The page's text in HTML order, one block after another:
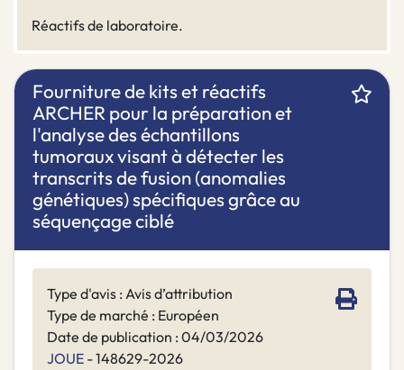
Réactifs de laboratoire.
Fourniture de kits et réactifs
ARCHER pour la préparation et
l'analyse des échantillons
tumoraux visant à détecter les
transcrits de fusion (anomalies
génétiques) spécifiques grâce au
séquençage ciblé
Type d'avis : Avis d’attribution
Type de marché : Européen
Date de publication : 04/03/2026
JOUE - 148629-2026